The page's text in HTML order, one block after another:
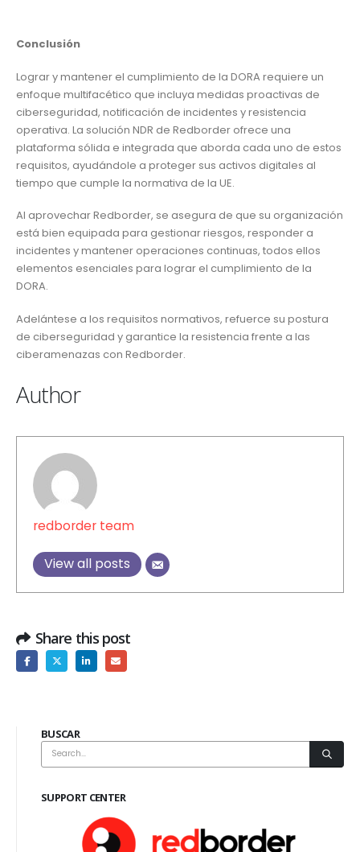
Conclusión
Lograr y mantener el cumplimiento de la DORA requiere un
enfoque multifacético que incluya medidas proactivas de
ciberseguridad, notificación de incidentes y resistencia
operativa. La solución NDR de Redborder ofrece una
plataforma sólida e integrada que aborda cada uno de estos
requisitos, ayudándole a proteger sus activos digitales al
tiempo que cumple la normativa de la UE.
Al aprovechar Redborder, se asegura de que su organización
está bien equipada para gestionar riesgos, responder a
incidentes y mantener operaciones continuas, todos ellos
elementos esenciales para lograr el cumplimiento de la
DORA.
Adelántese a los requisitos normativos, refuerce su postura
de ciberseguridad y garantice la resistencia frente a las
ciberamenazas con Redborder.
Author
redborder team
View all posts
Share this post
BUSCAR
SUPPORT CENTER